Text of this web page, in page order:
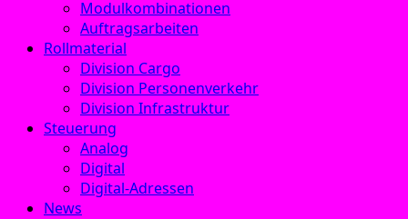
Modulkombinationen
Auftragsarbeiten
Rollmaterial
Division Cargo
Division Personenverkehr
Division Infrastruktur
Steuerung
Analog
Digital
Digital-Adressen
News